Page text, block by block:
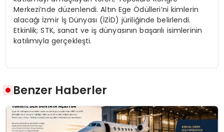
Merkezi’nde düzenlendi. Altın Ege Ödülleri’ni kimlerin
alacağı İzmir İş Dünyası (İZİD) jüriliğinde belirlendi.
Etkinlik; STK, sanat ve iş dünyasının başarılı isimlerinin
katılımıyla gerçekleşti.
Benzer Haberler